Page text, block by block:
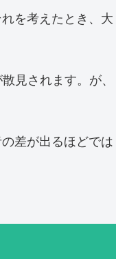
を考えたとき、大
見されます。が、
差が出るほどでは